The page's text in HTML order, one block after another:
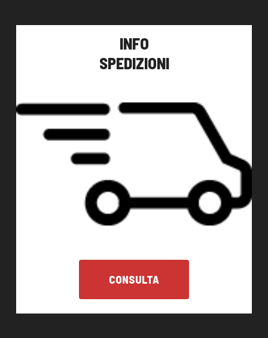
INFO
SPEDIZIONI
CONSULTA